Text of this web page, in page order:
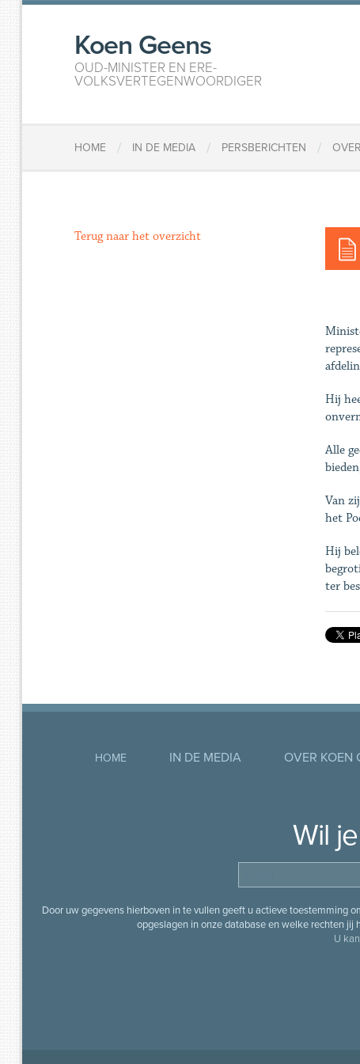
Koen Geens
OUD-MINISTER EN ERE-
VOLKSVERTEGENWOORDIGER
HOME / IN DE MEDIA / PERSBERICHTEN /
Hij
Alle
Van
het
Hij
ter
Terug naar het overzicht
HOME IN DE MEDIA OVER KOEN
Wil
Door uw gegevens hierboven in te vullen geeft u actieve toestemming
opgeslagen in onze database en welke rechten jij
U